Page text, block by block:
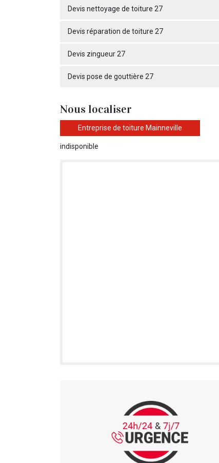
Devis nettoyage de toiture 27
Devis réparation de toiture 27
Devis zingueur 27
Devis pose de gouttière 27
Nous localiser
Entreprise de toiture Mainneville
indisponible